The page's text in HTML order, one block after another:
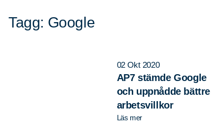
Tagg: Google
02 Okt 2020
AP7 stämde Google
och uppnådde bättre
arbetsvillkor
Läs mer